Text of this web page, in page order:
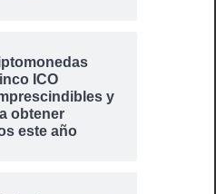
ICO
y
obtener
este año